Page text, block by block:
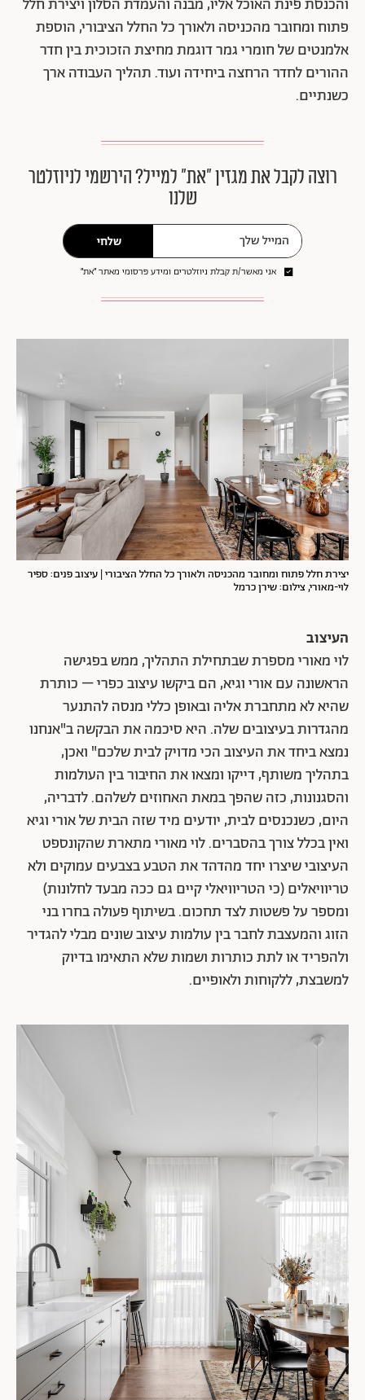
והכנסת פינת האוכל אליו, מבנה והעמדת הסלון ויצירת חלל
פתוח ומחובר מהכניסה ולאורך כל החלל הציבורי, הוספת
אלמנטים של חומרי גמר דוגמת מחיצת הזכוכית בין חדר
ההורים לחדר הרחצה ביחידה ועוד. תהליך העבודה ארך
כשנתיים.
רוצה לקבל את מגזין ״את״ למייל? הירשמי לניוזלטר
שלנו
שלחי
אני מאשר/ת קבלת ניוזלטרים ומידע פרסומי מאתר ״את״
יצירת חלל פתוח ומחובר מהכניסה ולאורך כל החלל הציבורי| עיצוב פנים: ספיר
לוי-מאורי, צילום: שירן כרמל
העיצוב
לוי מאורי מספרת שבתחילת התהליך, ממש בפגישה
הראשונה עם אורי וגיא, הם ביקשו עיצוב כפרי – כותרת
שהיא לא מתחברת אליה ובאופן כללי מנסה להתנער
מהגדרות בעיצובים שלה. היא סיכמה את הבקשה ב"אנחנו
נמצא ביחד את העיצוב הכי מדויק לבית שלכם" ואכן,
בתהליך משותף, דייקו ומצאו את החיבור בין העולמות
והסגנונות, כזה שהפך במאת האחוזים לשלהם. לדבריה,
היום, כשנכנסים לבית, יודעים מיד שזה הבית של אורי וגיא
ואין בכלל צורך בהסברים. לוי מאורי מתארת שהקונספט
העיצובי שיצרו יחד מהדהד את הטבע בצבעים עמוקים ולא
טריוויאלים (כי הטריוויאלי קיים גם ככה מבעד לחלונות)
ומספר על פשטות לצד תחכום. בשיתוף פעולה בחרו בני
הזוג והמעצבת לחבר בין עולמות עיצוב שונים מבלי להגדיר
ולהפריד או לתת כותרות ושמות שלא התאימו בדיוק
למשבצת, ללקוחות ולאופיים.